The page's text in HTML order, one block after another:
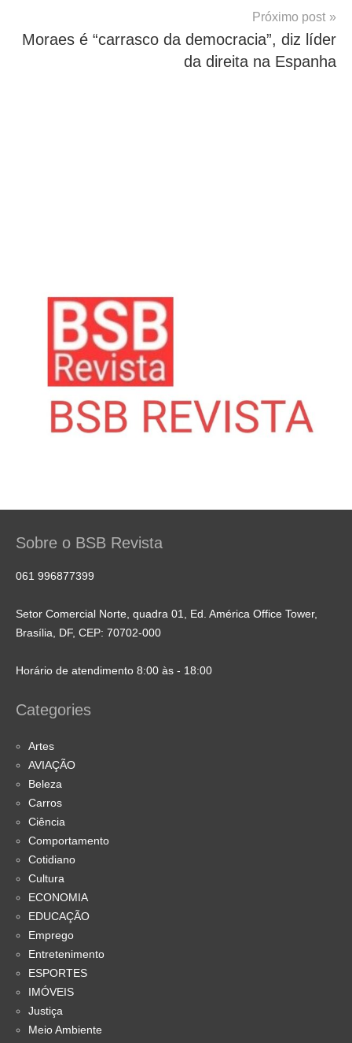
Próximo post
Moraes é “carrasco da democracia”, diz líder
da direita na Espanha
Sobre o BSB Revista
061 996877399
Setor Comercial Norte, quadra 01, Ed. América Office Tower,
Brasília, DF, CEP: 70702-000
Horário de atendimento 8:00 às - 18:00
Categories
Artes
AVIAÇÃO
Beleza
Carros
Ciência
Comportamento
Cotidiano
Cultura
ECONOMIA
EDUCAÇÃO
Emprego
Entretenimento
ESPORTES
IMÓVEIS
Justiça
Meio Ambiente